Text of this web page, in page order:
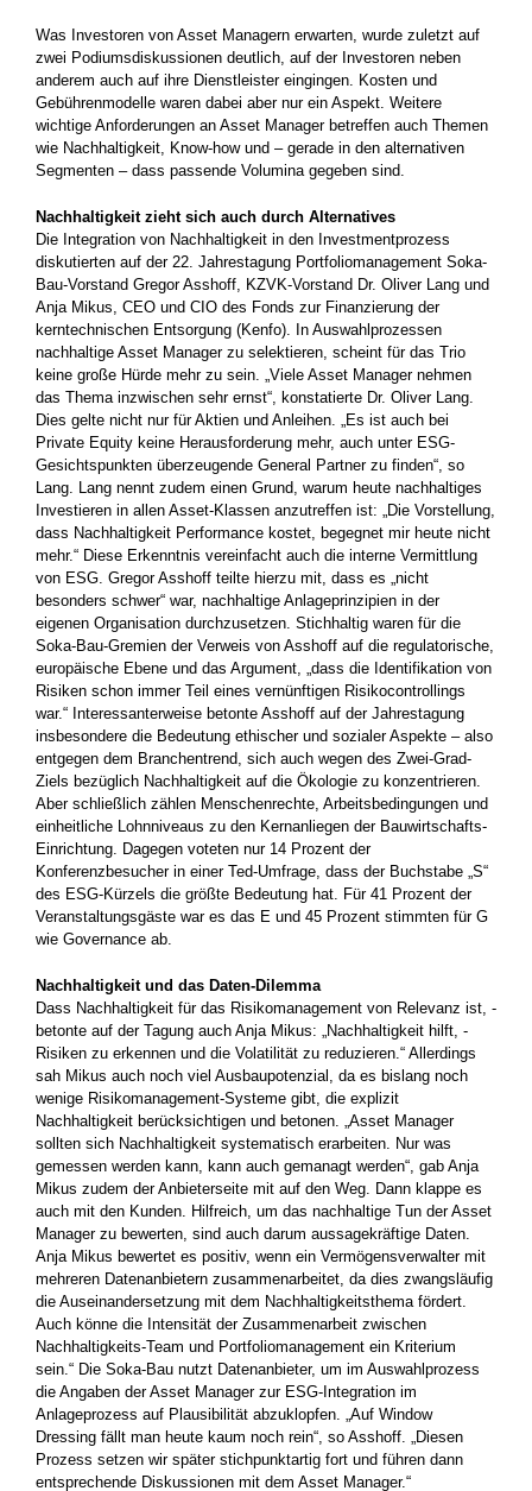
Was Investoren von Asset Managern erwarten, wurde zuletzt auf
zwei Podiumsdiskussionen deutlich, auf der Investoren neben
anderem auch auf ihre Dienstleister eingingen. Kosten und
Gebührenmodelle waren dabei aber nur ein Aspekt. Weitere
wichtige Anforderungen an Asset ­Manager betreffen auch Themen
wie Nachhaltigkeit, Know-how und – gerade in den alternativen
Segmenten – dass passende ­Volumina ­gegeben sind.
Nachhaltigkeit zieht sich auch durch Alternatives
Die Integration von Nachhaltigkeit in den Investmentprozess
diskutierten auf der 22. Jahrestagung Portfoliomanagement Soka-
Bau-­Vorstand Gregor Asshoff, KZVK-Vorstand Dr. Oliver Lang und
Anja Mikus, CEO und CIO des Fonds zur Finanzierung der
kerntechnischen Entsorgung (Kenfo). In Auswahlprozessen
nachhaltige Asset Manager zu selektieren, scheint für das Trio
keine große Hürde mehr zu sein. „Viele Asset Manager nehmen
das Thema inzwischen sehr ernst“, konstatierte Dr. Oliver Lang.
Dies gelte nicht nur für Aktien und Anleihen. „Es ist auch bei
Private Equity keine Herausforderung mehr, auch unter ESG-
Gesichtspunkten überzeugende General ­Partner zu finden“, so
Lang. Lang nennt zudem einen Grund, warum heute nachhaltiges
Investieren in allen Asset-Klassen anzutreffen ist: „Die Vorstellung,
dass Nachhaltigkeit Performance kostet, begegnet mir heute nicht
mehr.“ Diese Erkenntnis vereinfacht auch die interne Vermittlung
von ESG. Gregor Asshoff teilte hierzu mit, dass es „nicht
besonders schwer“ war, nachhaltige Anlageprinzipien in der
eigenen Organisation durchzusetzen. Stichhaltig waren für die
Soka-Bau-­Gremien der Verweis von Asshoff auf die regulatorische,
europäische Ebene und das Argument, „dass die Identifikation von
Risiken schon immer Teil eines vernünftigen Risikocontrollings
war.“ Interessanterweise betonte Asshoff auf der Jahrestagung
insbesondere die ­Bedeutung ethischer und sozialer Aspekte – also
entgegen dem ­Branchentrend, sich auch wegen des Zwei-Grad-
Ziels bezüglich Nachhaltigkeit auf die Ökologie zu konzentrieren.
Aber schließlich zählen Menschenrechte, Arbeitsbedingungen und
einheitliche Lohnniveaus zu den Kernanliegen der Bauwirtschafts-
Einrichtung. Dagegen ­voteten nur 14 Prozent der
Konferenzbesucher in einer Ted-Umfrage, dass der Buchstabe „S“
des ESG-Kürzels die größte Bedeutung hat. Für 41 Prozent der
Veranstaltungsgäste war es das E und 45 Prozent stimmten für G
wie Governance ab.
Nachhaltigkeit und das Daten-Dilemma
Dass Nachhaltigkeit für das Risikomanagement von Relevanz ist, ­
betonte auf der Tagung auch Anja Mikus: „Nachhaltigkeit hilft, ­
Risiken zu erkennen und die Volatilität zu reduzieren.“ Allerdings
sah Mikus auch noch viel Ausbaupotenzial, da es bislang noch
wenige Risiko­management-Systeme gibt, die explizit
Nachhaltigkeit ­berücksichtigen und betonen. „Asset Manager
sollten sich Nachhaltigkeit systematisch erarbeiten. Nur was
gemessen werden kann, kann auch gemanagt werden“, gab Anja
Mikus zudem der Anbieterseite mit auf den Weg. Dann klappe es
auch mit den Kunden. Hilfreich, um das nachhaltige Tun der Asset
Manager zu bewerten, sind auch darum ­aussagekräftige Daten.
Anja Mikus bewertet es positiv, wenn ein Vermögensverwalter mit
mehreren Datenanbietern zusammenarbeitet, da dies zwangs­läufig
die Auseinandersetzung mit dem Nachhaltigkeitsthema fördert.
Auch könne die Intensität der Zusammenarbeit zwischen
Nachhaltigkeits-Team und Portfoliomanagement ein Kriterium
sein.“ Die Soka-Bau nutzt Datenanbieter, um im Auswahlprozess
die Angaben der Asset Manager zur ESG-Integration im
Anlageprozess auf ­Plausibilität abzuklopfen. „Auf Window
Dressing fällt man heute kaum noch rein“, so Asshoff. „Diesen
Prozess setzen wir später stichpunktartig fort und führen dann
entsprechende Diskussionen mit dem Asset Manager.“